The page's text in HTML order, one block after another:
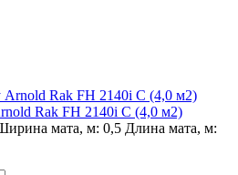
Rak FH 2140i С (4,0 м2)
мата, м: 0,5 Длина мата, м: